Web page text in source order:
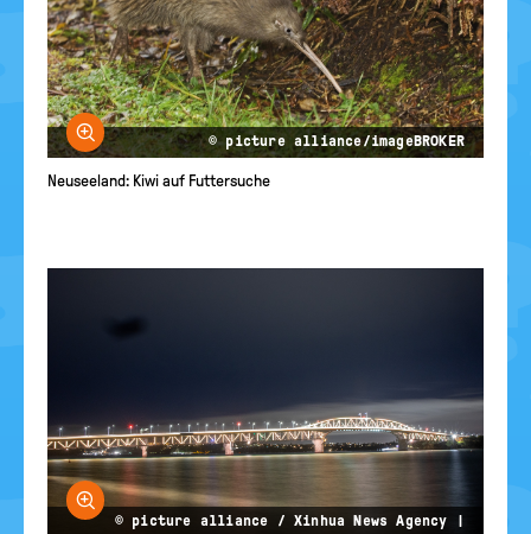
Bild vergrößern
© picture alliance/imageBROKER
Neuseeland: Kiwi auf Futtersuche
Bild vergrößern
© picture alliance / Xinhua News Agency |